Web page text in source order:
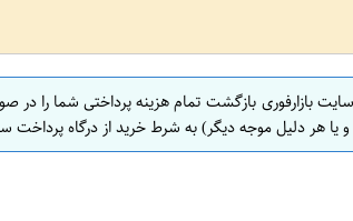
بازارفوری بازگشت تمام هزینه پرداختی شما را
یا هر دلیل موجه دیگر) به شرط خرید از درگاه